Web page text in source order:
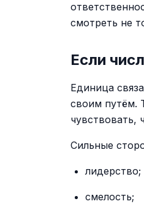
смотреть не
Если
Единица
своим путём.
чувствовать,
Сильные
лидерство;
смелость;